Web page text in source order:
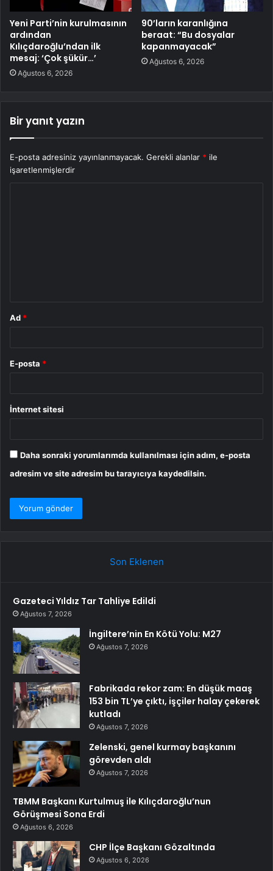
Yeni Parti’nin kurulmasının
ardından
Kılıçdaroğlu’ndan ilk
mesaj: ‘Çok şükür…’
Ağustos 6, 2026
90’ların karanlığına
beraat: “Bu dosyalar
kapanmayacak”
Ağustos 6, 2026
Bir yanıt yazın
E-posta adresiniz yayınlanmayacak. Gerekli alanlar * ile
işaretlenmişlerdir
Ad *
E-posta *
İnternet sitesi
Daha sonraki yorumlarımda kullanılması için adım, e-posta
adresim ve site adresim bu tarayıcıya kaydedilsin.
Son Eklenen
Gazeteci Yıldız Tar Tahliye Edildi
Ağustos 7, 2026
İngiltere’nin En Kötü Yolu: M27
Ağustos 7, 2026
Fabrikada rekor zam: En düşük maaş
153 bin TL’ye çıktı, işçiler halay çekerek
kutladı
Ağustos 7, 2026
Zelenski, genel kurmay başkanını
görevden aldı
Ağustos 7, 2026
TBMM Başkanı Kurtulmuş ile Kılıçdaroğlu’nun
Görüşmesi Sona Erdi
Ağustos 6, 2026
CHP İlçe Başkanı Gözaltında
Ağustos 6, 2026